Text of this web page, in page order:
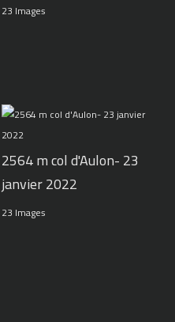
23 Images
2564 m col d'Aulon- 23
janvier 2022
23 Images